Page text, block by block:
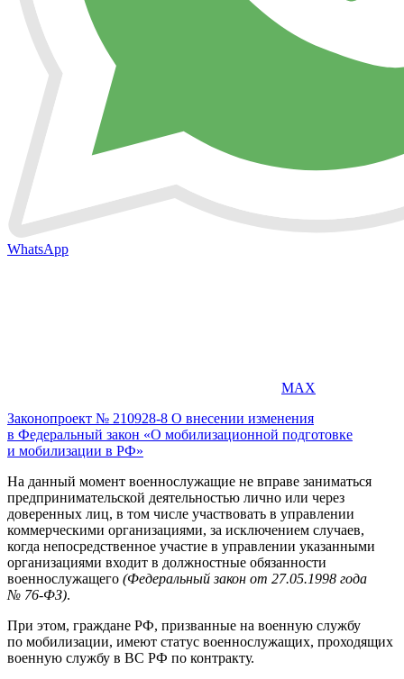
WhatsApp
MAX
Законопроект № 210928-8 О внесении изменения
в Федеральный закон «О мобилизационной подготовке
и мобилизации в РФ»
На данный момент военнослужащие не вправе заниматься
предпринимательской деятельностью лично или через
доверенных лиц, в том числе участвовать в управлении
коммерческими организациями, за исключением случаев,
когда непосредственное участие в управлении указанными
организациями входит в должностные обязанности
военнослужащего (Федеральный закон от 27.05.1998 года
№ 76-ФЗ).
При этом, граждане РФ, призванные на военную службу
по мобилизации, имеют статус военнослужащих, проходящих
военную службу в ВС РФ по контракту.